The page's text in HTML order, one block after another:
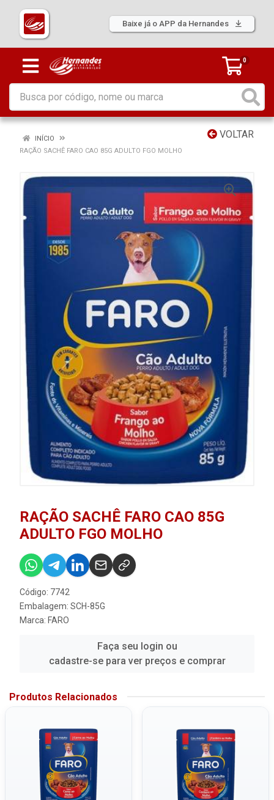
Baixe já o APP da Hernandes
0
VOLTAR
INÍCIO
RAÇÃO SACHÊ FARO CAO 85G ADULTO FGO MOLHO
RAÇÃO SACHÊ FARO CAO 85G
ADULTO FGO MOLHO
Código: 7742
Embalagem: SCH-85G
Marca: FARO
Faça seu login ou
cadastre-se para ver preços e comprar
Produtos Relacionados